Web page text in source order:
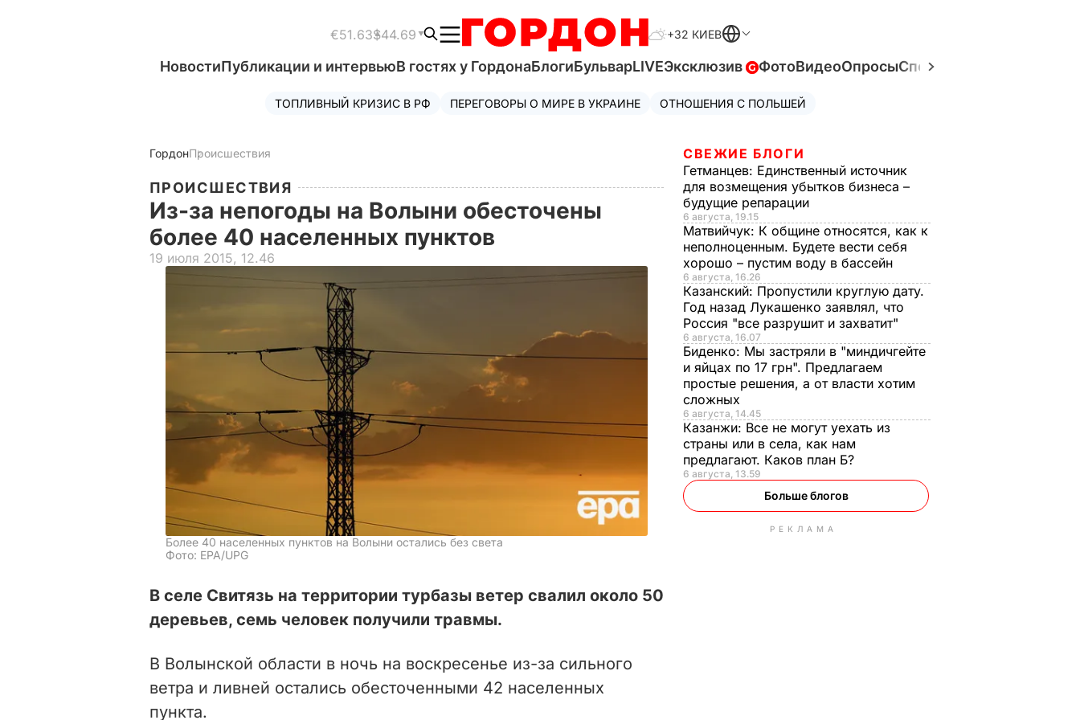
€51.63$44.69 +32 КИЕВ
НовостиПубликации и интервьюВ гостях у ГордонаБлогиБульварLIVEЭксклюзив ФотоВидеоОпросыСпецпроекты
ТОПЛИВНЫЙ КРИЗИС В РФ ПЕРЕГОВОРЫ О МИРЕ В УКРАИНЕ ОТНОШЕНИЯ С ПОЛЬШЕЙ
ГордонПроисшествия
ПРОИСШЕСТВИЯ
Из-за непогоды на Волыни обесточены
более 40 населенных пунктов
19 июля 2015, 12.46
Более 40 населенных пунктов на Волыни остались без света
Фото: EPA/UPG
В селе Свитязь на территории турбазы ветер свалил около 50
деревьев, семь человек получили травмы.
В Волынской области в ночь на воскресенье из-за сильного
ветра и ливней остались обесточенными 42 населенных
пункта.
СВЕЖИЕ БЛОГИ
Гетманцев: Единственный источник
для возмещения убытков бизнеса –
будущие репарации
6 августа, 19.15
Матвийчук: К общине относятся, как к
неполноценным. Будете вести себя
хорошо – пустим воду в бассейн
6 августа, 16.26
Казанский: Пропустили круглую дату.
Год назад Лукашенко заявлял, что
Россия "все разрушит и захватит"
6 августа, 16.07
Биденко: Мы застряли в "миндичгейте
и яйцах по 17 грн". Предлагаем
простые решения, а от власти хотим
сложных
6 августа, 14.45
Казанжи: Все не могут уехать из
страны или в села, как нам
предлагают. Каков план Б?
6 августа, 13.59
Больше блогов
РЕКЛАМА